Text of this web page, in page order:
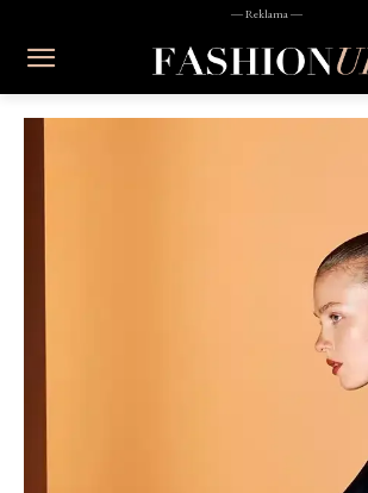
― Reklama ―